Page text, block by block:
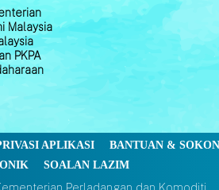
Malaysia
PKPA
APLIKASI
BANTUAN &
SOALAN LAZIM
Perladangan dan Komoditi